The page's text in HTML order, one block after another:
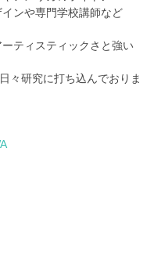
ンや専門学校講師など
ティスティックさと強い
々研究に打ち込んでおりま